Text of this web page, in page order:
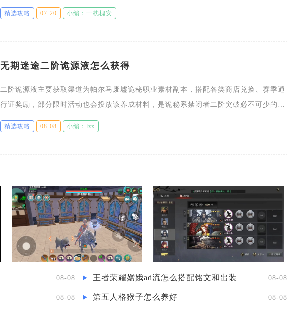
掌握两种转换模式能避免联盟管理断层、权限丢失等常见问题，适合联盟管理者提前规
划交接事宜
精选攻略 07-20 小编：一枕槐安
无期迷途二阶诡源液怎么获得
二阶诡源液主要获取渠道为帕尔马废墟诡秘职业素材副本，搭配各类商店兑换、赛季通
行证奖励，部分限时活动也会投放该养成材料，是诡秘系禁闭者二阶突破必不可少的道
具。想要稳定囤积材料，需要以副本扫荡作为核心途径，其余方式作为补充资源，合理
分配体力避免
精选攻略 08-08 小编：lzx
08-08 王者荣耀嫦娥ad流怎么搭配铭文和出装 08-08
08-08 第五人格猴子怎么养好 08-08